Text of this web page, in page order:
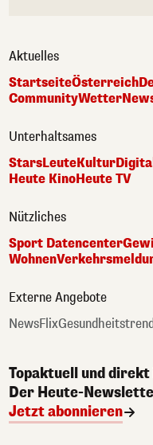
Aktuelles
StartseiteÖsterreich
CommunityWetter
Unterhaltsames
StarsLeuteKulturDigital
Heute KinoHeute TV
Nützliches
Sport Datencenter
Wohnen
Externe Angebote
NewsFlix
Topaktuell und
Der Heute-
Jetzt abonnieren